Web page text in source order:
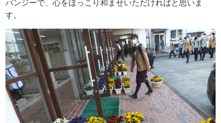
パンジーで、心をほっこり和ませいただければと思いま
す。